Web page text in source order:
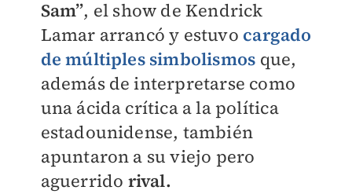
Sam”, el show de Kendrick
Lamar arrancó y estuvo cargado
de múltiples simbolismos que,
además de interpretarse como
una ácida crítica a la política
estadounidense, también
apuntaron a su viejo pero
aguerrido rival.